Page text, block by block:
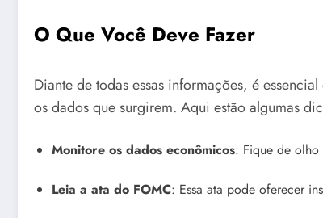
O Que Você Deve Fazer
Diante de todas essas informações, é
os dados que surgirem. Aqui estão algumas
Monitore os dados econômicos: Fique de olho
Leia a ata do FOMC: Essa ata pode oferecer